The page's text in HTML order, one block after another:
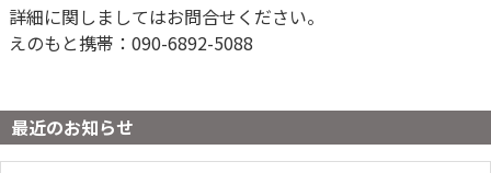
詳細に関しましてはお問合せください。
えのもと携帯：090-6892-5088
最近のお知らせ